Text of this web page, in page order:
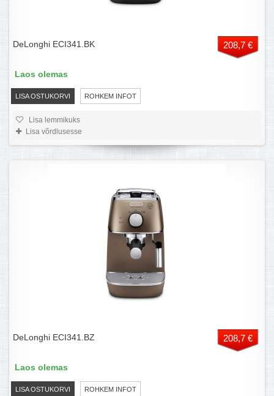
DeLonghi ECI341.BK 208,7 €
LISA OSTUKORVI ROHKEM INFOT
Laos olemas
Lisa lemmikuks
Lisa võrdlusesse
DeLonghi ECI341.BZ 208,7 €
LISA OSTUKORVI ROHKEM INFOT
Laos olemas